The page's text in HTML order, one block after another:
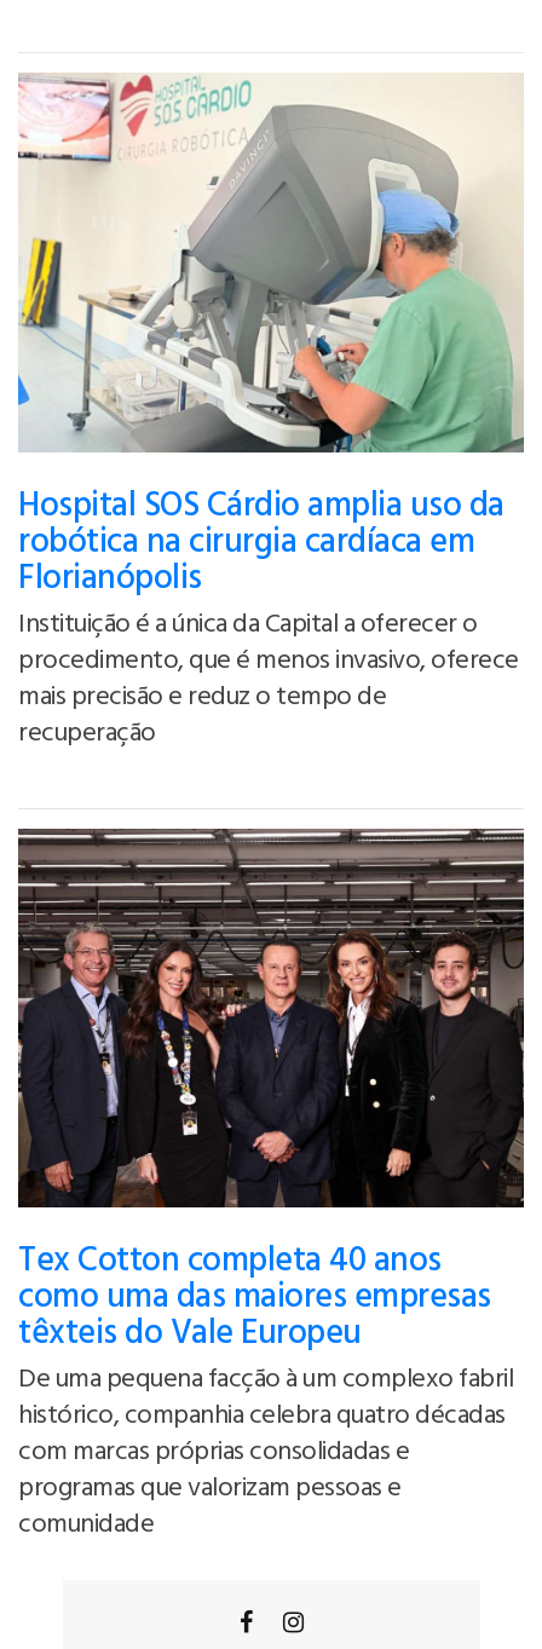
Hospital SOS Cárdio amplia uso da
robótica na cirurgia cardíaca em
Florianópolis
Instituição é a única da Capital a oferecer o
procedimento, que é menos invasivo, oferece
mais precisão e reduz o tempo de
recuperação
Tex Cotton completa 40 anos
como uma das maiores empresas
têxteis do Vale Europeu
De uma pequena facção à um complexo fabril
histórico, companhia celebra quatro décadas
com marcas próprias consolidadas e
programas que valorizam pessoas e
comunidade